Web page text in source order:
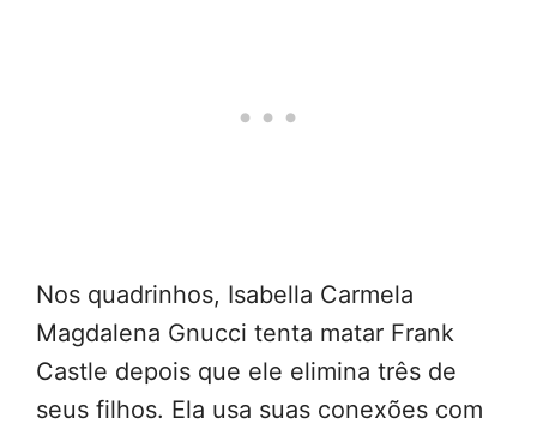
Nos quadrinhos, Isabella Carmela
Magdalena Gnucci tenta matar Frank
Castle depois que ele elimina três de
seus filhos. Ela usa suas conexões com